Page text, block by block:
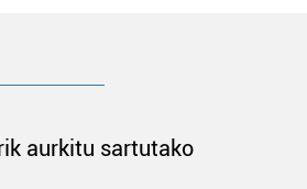
aurkitu sartutako